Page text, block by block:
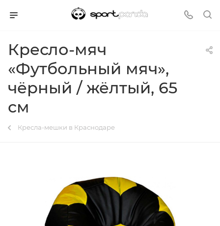
Кресло-мяч
«Футбольный мяч»,
чёрный / жёлтый, 65
см
Кресла-мешки в Краснодаре